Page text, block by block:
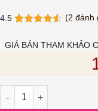
4.5
dựa trên
(2 đánh
GIÁ BÁN THAM KHẢO
Rượu Vang Con Công